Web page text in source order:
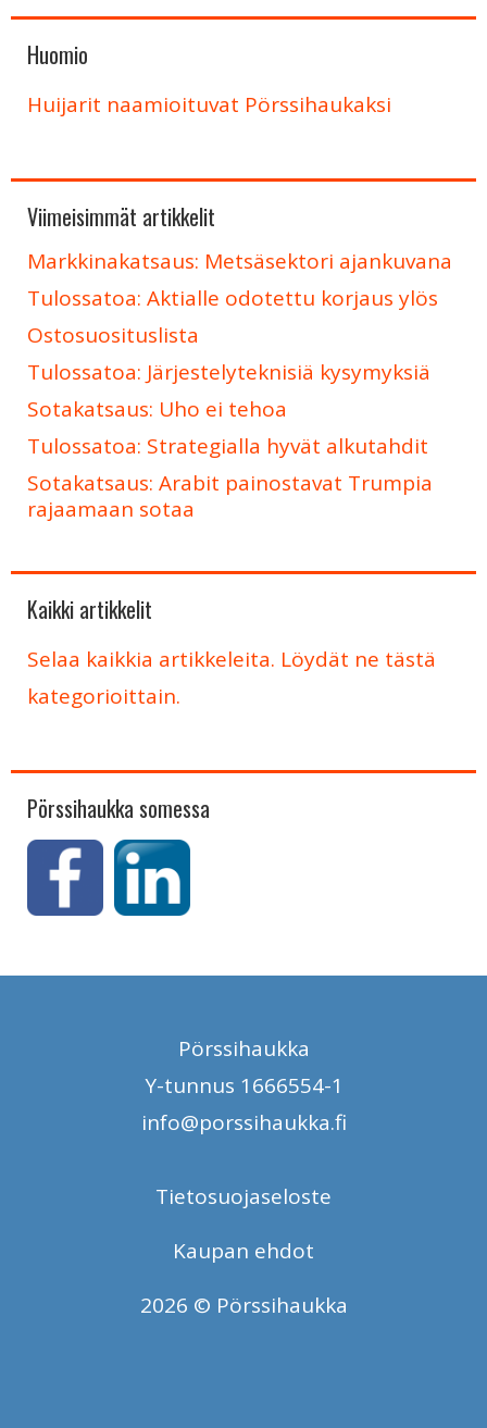
Huomio
Huijarit naamioituvat Pörssihaukaksi
Viimeisimmät artikkelit
Markkinakatsaus: Metsäsektori ajankuvana
Tulossatoa: Aktialle odotettu korjaus ylös
Ostosuosituslista
Tulossatoa: Järjestelyteknisiä kysymyksiä
Sotakatsaus: Uho ei tehoa
Tulossatoa: Strategialla hyvät alkutahdit
Sotakatsaus: Arabit painostavat Trumpia
rajaamaan sotaa
Kaikki artikkelit
Selaa kaikkia artikkeleita. Löydät ne tästä
kategorioittain.
Pörssihaukka somessa
Pörssihaukka
Y-tunnus 1666554-1
info@porssihaukka.fi
Tietosuojaseloste
Kaupan ehdot
2026 © Pörssihaukka